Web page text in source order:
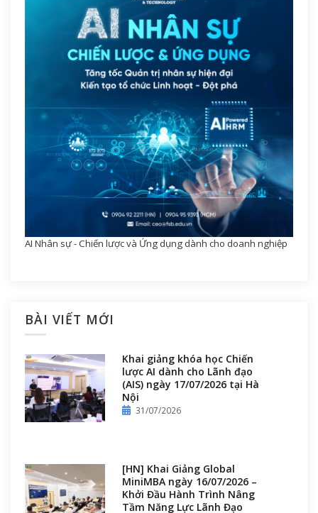
AI Nhân sự - Chiến lược và Ứng dụng dành cho doanh nghiệp
BÀI VIẾT MỚI
Khai giảng khóa học Chiến
lược AI dành cho Lãnh đạo
(AIS) ngày 17/07/2026 tại Hà
Nội
31/07/2026
[HN] Khai Giảng Global
MiniMBA ngày 16/07/2026 –
Khởi Đầu Hành Trình Nâng
Tầm Năng Lực Lãnh Đạo